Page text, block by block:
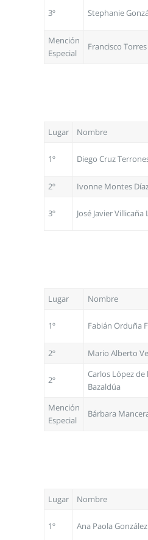
3º Stephanie
Mención
Especial
Francisco
Lugar Nombre
1º Diego Cruz
2º
Ivonne Montes
3º José Javier Villicaña
Lugar Nombre
1º Fabián Orduña
2º
Mario Alberto
2º
Carlos López de
Bazaldúa
Mención
Especial
Bárbara
Lugar Nombre
1º Ana Paola